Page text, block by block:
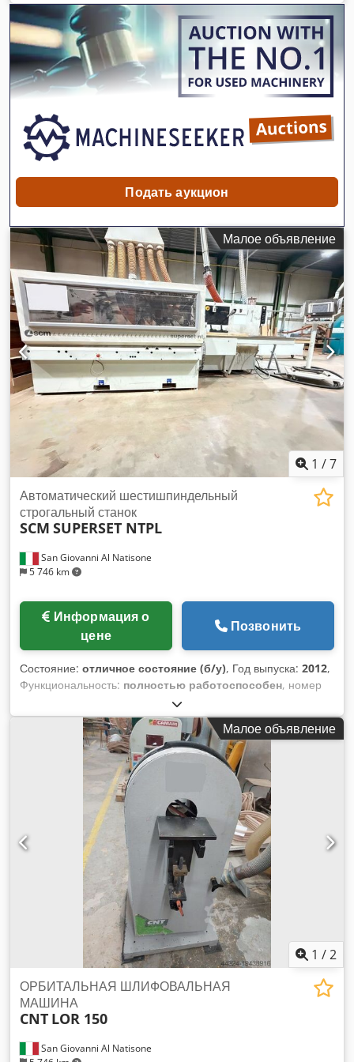
НИЖНЯЯ DMC MOD. UNISAND 2000–1350 – СОГЛАСНО
НОРМАМ CE Нижняя машина: - Депрессор для подъема
транспортера - 2 нижних ремня - Стальной валик -
Резиновый валик - Щетка - Устройства включения/
выключения - Воздуходувки Dedpoywgqkefx Alfekr -
Башмаки - Рабочая ширина 1350 мм - Год выпуска 2000 -
Верхняя машина: - 3 верхних ремня - Стальной валик -
Резиновый валик - Тампон - Щетка - Устройства включения/
выключения - Воздуходувки - Башмаки - Депрессор - Год
Подать аукцион
Малое объявление
1 /7
San Giovanni Al Natisone
5 746 km
Автоматический шестишпиндельный
строгальный станок
SCM SUPERSET NTPL
цене
Позвонить
Состояние: отличное состояние (б/у), Год выпуска: 2012,
Функциональность: полностью работоспособен, номер
машины/транспортного средства:
Автоматический шестишпиндельный четырёхсторонний
строгальный станок SCM мод. SUPERSET NTPL –
соответствует стандартам CE - Конфигурация шпинделей:
1. Нижний горизонтальный 11 кВт 2. Правый вертикальный
7,5 кВт 3. Левый вертикальный 7,5 кВт 4. Верхний
горизонтальный 11 кВт Dkodpfsywfkvox Alfjr 5. Верхний
горизонтальный 7,5 кВт 6. Нижний горизонтальный 7,5 кВт -
Зав. №: AA2/001942 - Год выпуска: 2012
Малое объявление
1 /2
San Giovanni Al Natisone
ОРБИТАЛЬНАЯ ШЛИФОВАЛЬНАЯ
МАШИНА
CNT LOR 150